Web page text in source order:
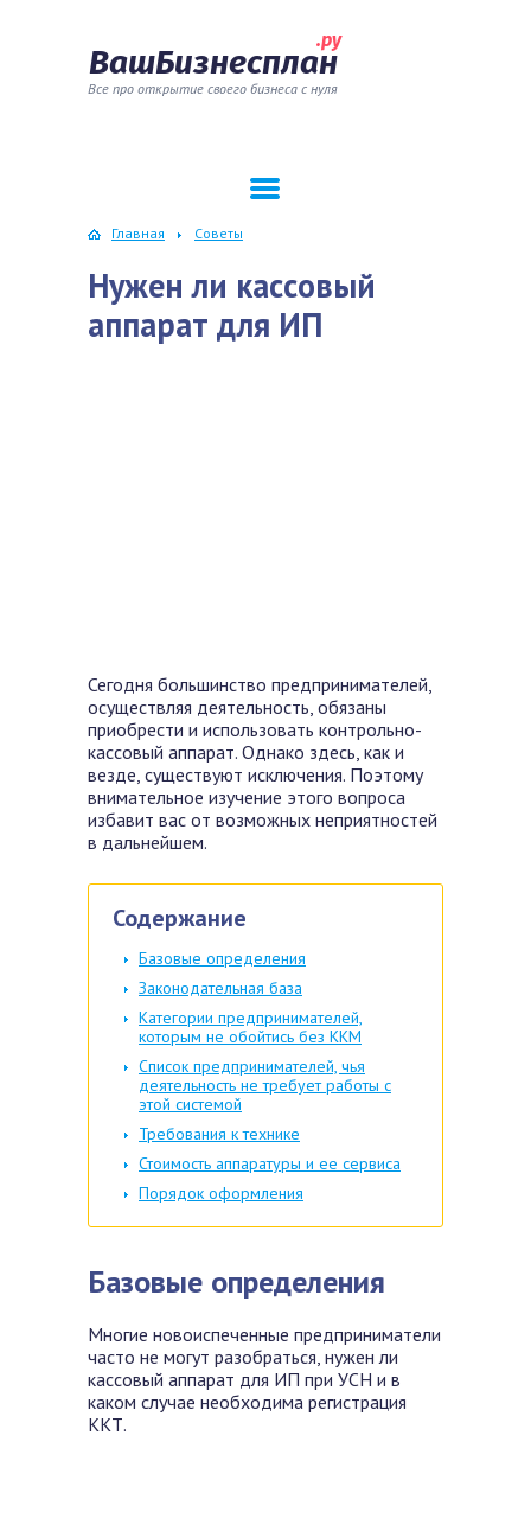
ВашБизнесплан
.ру
Все про открытие своего бизнеса с нуля
Главная Советы
Нужен ли кассовый
аппарат для ИП
Сегодня большинство предпринимателей,
осуществляя деятельность, обязаны
приобрести и использовать контрольно-
кассовый аппарат. Однако здесь, как и
везде, существуют исключения. Поэтому
внимательное изучение этого вопроса
избавит вас от возможных неприятностей
в дальнейшем.
Содержание
Базовые определения
Законодательная база
Категории предпринимателей,
которым не обойтись без ККМ
Список предпринимателей, чья
деятельность не требует работы с
этой системой
Требования к технике
Стоимость аппаратуры и ее сервиса
Порядок оформления
Базовые определения
Многие новоиспеченные предприниматели
часто не могут разобраться, нужен ли
кассовый аппарат для ИП при УСН и в
каком случае необходима регистрация
ККТ.